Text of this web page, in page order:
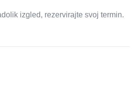
izgled, rezervirajte svoj termin.